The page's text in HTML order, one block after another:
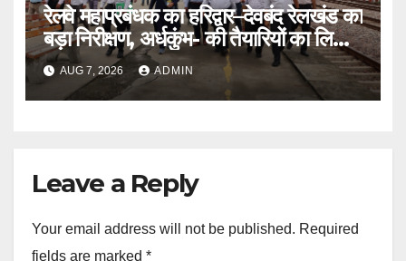
रेलवे महाप्रबंधक का हरिद्वार–देवबंद रेलखंड का
बड़ा निरीक्षण, अर्धकुंभ- की तैयारियों का लिया
जायजा
AUG 7, 2026 ADMIN
Leave a Reply
Your email address will not be published. Required
fields are marked *